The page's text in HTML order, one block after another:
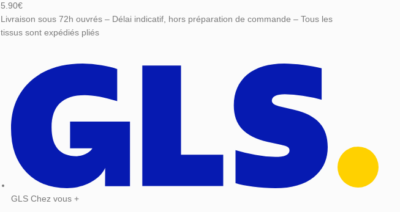
5.90€
Livraison sous 72h ouvrés – Délai indicatif, hors préparation de commande – Tous les
tissus sont expédiés pliés
GLS Chez vous +